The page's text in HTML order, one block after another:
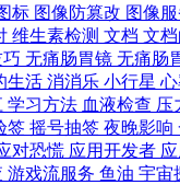
标 图像防篡改 图像
维生素检测 文档 文档
无痛肠胃镜 无痛肠
生活 消消乐 小行星
学习方法 血液检查 压
签 摇号抽签 夜晚影响
对恐慌 应用开发者
游戏流服务 鱼油 宇宙